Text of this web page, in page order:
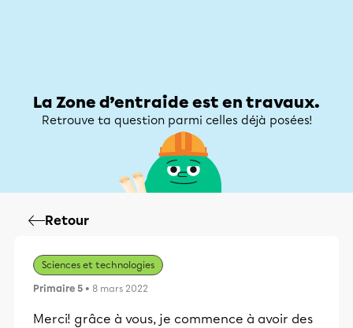
La Zone d’entraide est en travaux.
Retrouve ta question parmi celles déjà posées!
Retour
Sciences et technologies
Primaire 5 • 8 mars 2022
Merci! grâce à vous, je commence à avoir des